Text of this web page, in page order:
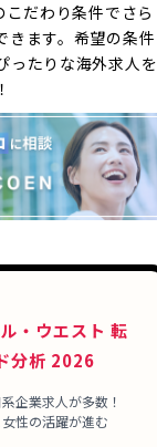
だわり条件でさら
きます。希望の条件
ったりな海外求人を
・ウエスト 転
分析 2026
企業求人が多数！
性の活躍が進む